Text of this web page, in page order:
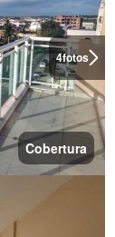
4fotos
Cobertura